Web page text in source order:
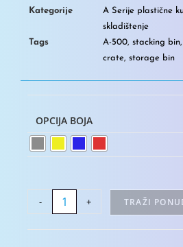
Kategorije
A Serije plastične
skladištenje
Tags
A-500, stacking bin,
crate, storage bin
OPCIJA BOJA
- + TRAŽI